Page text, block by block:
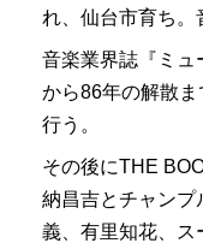
れ、仙台市育ち。
音楽業界誌『ミュ
から86年の解散
行う。
その後にTHE
納昌吉とチャンプ
義、有里知花、ス